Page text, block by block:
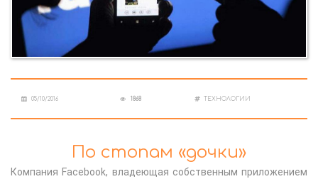
05/10/2016 1868 ТЕХНОЛОГИИ
По стопам «дочки»
Компания Facebook, владеющая собственным приложением